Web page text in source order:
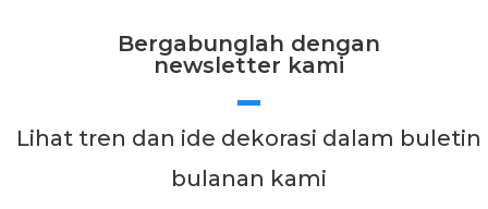
Bergabunglah dengan
newsletter kami
Lihat tren dan ide dekorasi dalam buletin
bulanan kami